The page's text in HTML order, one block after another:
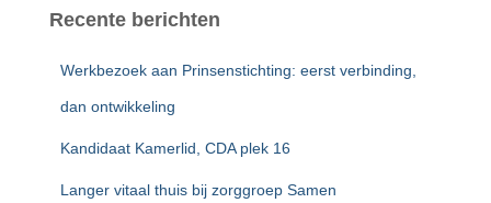
e
Recente berichten
Werkbezoek aan Prinsenstichting: eerst verbinding,
dan ontwikkeling
Kandidaat Kamerlid, CDA plek 16
Langer vitaal thuis bij zorggroep Samen